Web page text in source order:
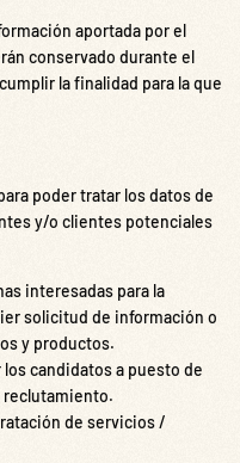
aportada por el
conservado durante el
la finalidad para la que
poder tratar los datos de
y/o clientes potenciales
interesadas para la
solicitud de información o
y productos.
candidatos a puesto de
reclutamiento.
de servicios /